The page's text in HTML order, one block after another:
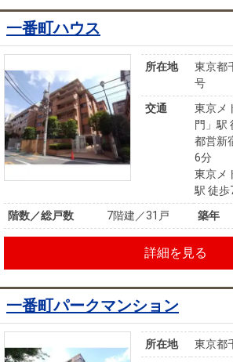
一番町ハウス
所在地
東京都
号
交通
東京メ
門」駅
都営新
6分
東京メ
駅 徒歩
階数／総戸数
7階建／31戸 築年
詳細を見る
一番町パークマンション
所在地
東京都